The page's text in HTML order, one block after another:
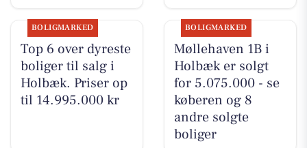
BOLIGMARKED
Top 6 over dyreste
boliger til salg i
Holbæk. Priser op
til 14.995.000 kr
BOLIGMARKED
Møllehaven 1B i
Holbæk er solgt
for 5.075.000 - se
køberen og 8
andre solgte
boliger